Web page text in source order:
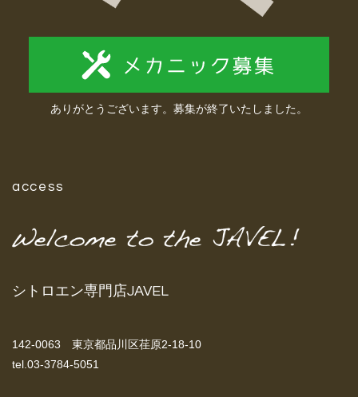
ありがとうございます。募集が終了いたしました。
access
シトロエン専門店JAVEL
142-0063 東京都品川区荏原2-18-10
tel.03-3784-5051